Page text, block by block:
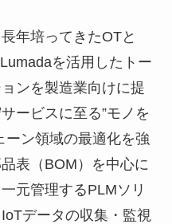
年培ってきたOTと
を活用したトー
ンを製造業向けに提
ービスに至る”モノを
ーン領域の最適化を強
表（BOM）を中心に
元管理するPLMソリ
データの収集・監視